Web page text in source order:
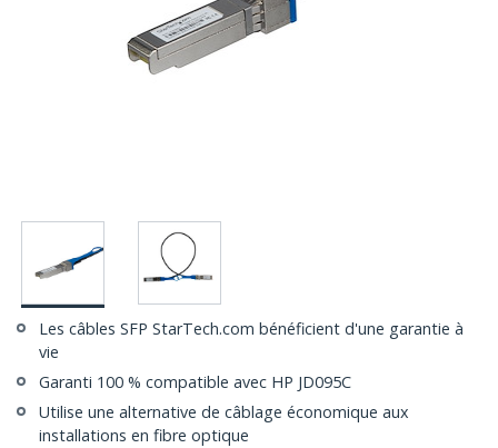
Les câbles SFP StarTech.com bénéficient d'une garantie à
vie
Garanti 100 % compatible avec HP JD095C
Utilise une alternative de câblage économique aux
installations en fibre optique